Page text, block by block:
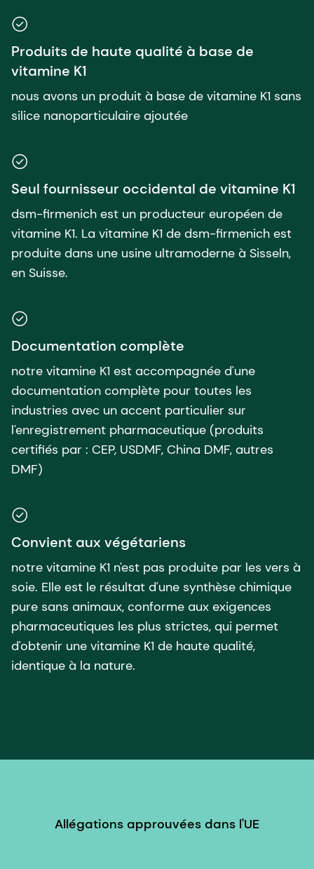
Produits de haute qualité à base de
vitamine K1
nous avons un produit à base de vitamine K1 sans
silice nanoparticulaire ajoutée
Seul fournisseur occidental de vitamine K1
dsm-firmenich est un producteur européen de
vitamine K1. La vitamine K1 de dsm-firmenich est
produite dans une usine ultramoderne à Sisseln,
en Suisse.
Documentation complète
notre vitamine K1 est accompagnée d'une
documentation complète pour toutes les
industries avec un accent particulier sur
l'enregistrement pharmaceutique (produits
certifiés par : CEP, USDMF, China DMF, autres
DMF)
Convient aux végétariens
notre vitamine K1 n'est pas produite par les vers à
soie. Elle est le résultat d'une synthèse chimique
pure sans animaux, conforme aux exigences
pharmaceutiques les plus strictes, qui permet
d'obtenir une vitamine K1 de haute qualité,
identique à la nature.
Allégations approuvées dans l'UE